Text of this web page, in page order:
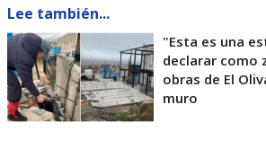
Lee también...
"Esta es una
declarar como
obras de El
muro